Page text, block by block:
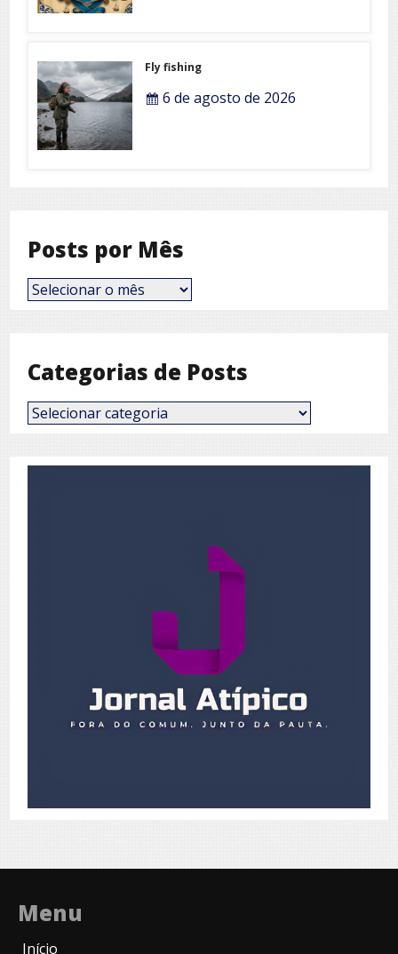
Fly fishing
6 de agosto de 2026
Posts por Mês
Posts
por
Categorias de Posts
Categorias
de
Menu
Início